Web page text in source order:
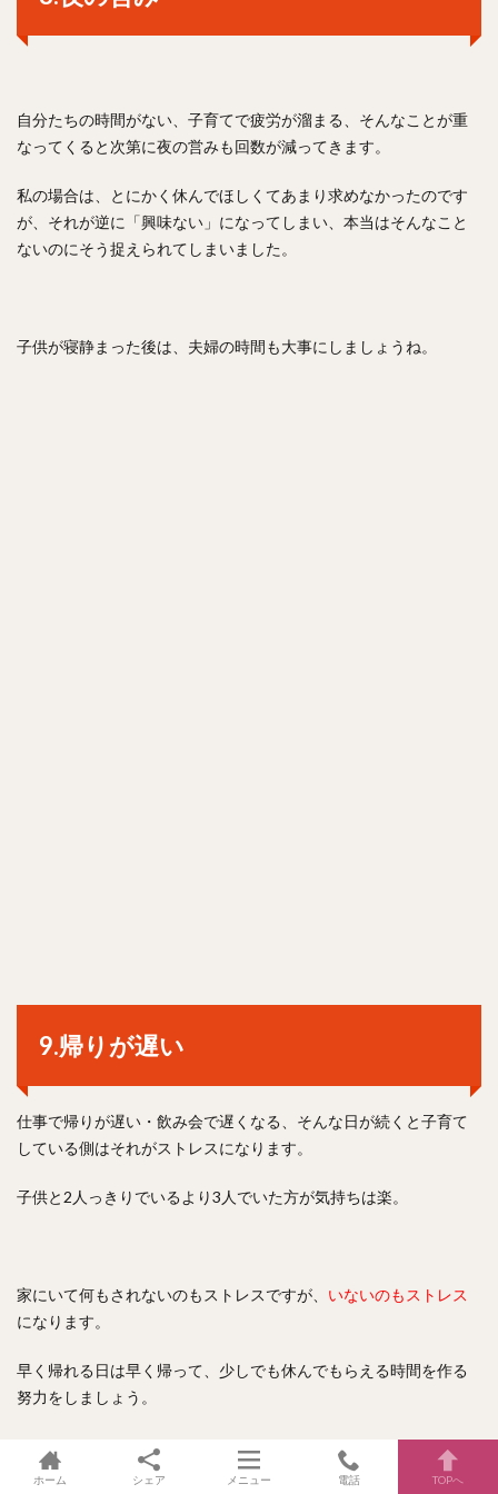
自分たちの時間がない、子育てで疲労が溜まる、そんなことが重
なってくると次第に夜の営みも回数が減ってきます。
私の場合は、とにかく休んでほしくてあまり求めなかったのです
が、それが逆に「興味ない」になってしまい、本当はそんなこと
ないのにそう捉えられてしまいました。
子供が寝静まった後は、夫婦の時間も大事にしましょうね。
9.帰りが遅い
仕事で帰りが遅い・飲み会で遅くなる、そんな日が続くと子育て
している側はそれがストレスになります。
子供と2人っきりでいるより3人でいた方が気持ちは楽。
家にいて何もされないのもストレスですが、 いないのもストレス
になります。
早く帰れる日は早く帰って、少しでも休んでもらえる時間を作る
努力をしましょう。
ホーム シェア メニュー 電話 TOPへ